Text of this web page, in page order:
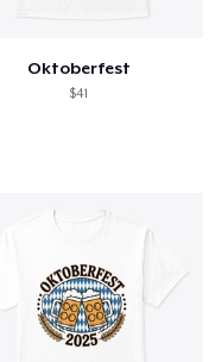
Oktoberfest
$41